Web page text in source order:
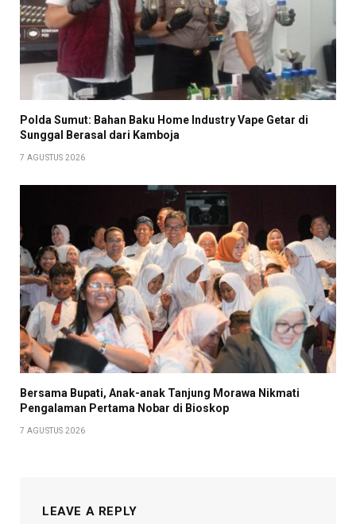
Polda Sumut: Bahan Baku Home Industry Vape Getar di
Sunggal Berasal dari Kamboja
7 AGUSTUS 2026
Bersama Bupati, Anak-anak Tanjung Morawa Nikmati
Pengalaman Pertama Nobar di Bioskop
7 AGUSTUS 2026
LEAVE A REPLY